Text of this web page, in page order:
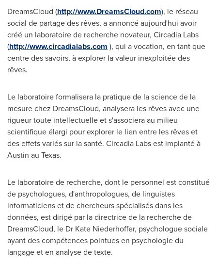
DreamsCloud (http://www.DreamsCloud.com), le réseau
social de partage des rêves, a annoncé aujourd'hui avoir
créé un laboratoire de recherche novateur, Circadia Labs
(http://www.circadialabs.com ), qui a vocation, en tant que
centre des savoirs, à explorer la valeur inexploitée des
rêves.
Le laboratoire formalisera la pratique de la science de la
mesure chez DreamsCloud, analysera les rêves avec une
rigueur toute intellectuelle et s'associera au milieu
scientifique élargi pour explorer le lien entre les rêves et
des effets variés sur la santé. Circadia Labs est implanté à
Austin au Texas.
Le laboratoire de recherche, dont le personnel est constitué
de psychologues, d'anthropologues, de linguistes
informaticiens et de chercheurs spécialisés dans les
données, est dirigé par la directrice de la recherche de
DreamsCloud, le Dr Kate Niederhoffer, psychologue sociale
ayant des compétences pointues en psychologie du
langage et en analyse de texte.